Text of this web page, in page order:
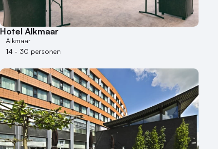
Hotel Alkmaar
Alkmaar
14 - 30 personen